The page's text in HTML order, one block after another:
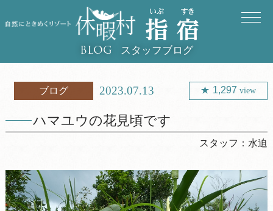
BLOG スタッフブログ
ブログ 2023.07.13 1,297view
ハマユウの花見頃です
スタッフ： 水迫